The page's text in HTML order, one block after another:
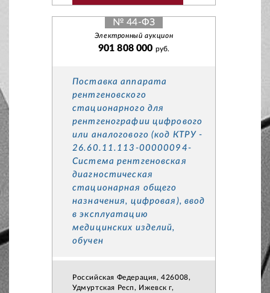
№ 44-ФЗ
Электронный аукцион
901 808 000 руб.
Поставка аппарата
рентгеновского
стационарного для
рентгенографии цифрового
или аналогового (код КТРУ -
26.60.11.113-00000094-
Система рентгеновская
диагностическая
стационарная общего
назначения, цифровая), ввод
в эксплуатацию
медицинских изделий,
обучен
Российская Федерация, 426008,
Удмуртская Респ, Ижевск г,